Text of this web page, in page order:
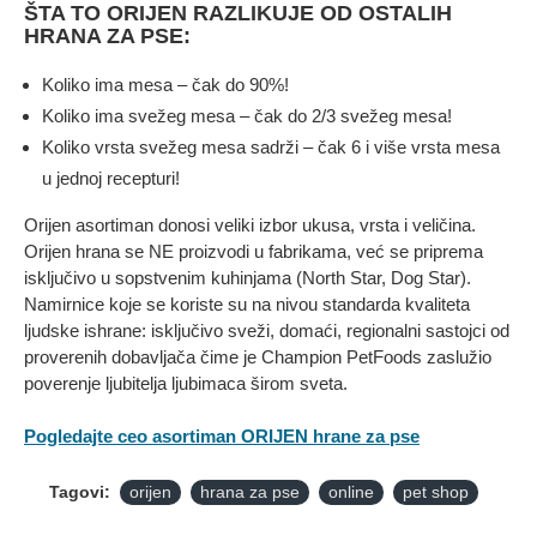
ŠTA TO ORIJEN RAZLIKUJE OD OSTALIH
HRANA ZA PSE:
Koliko ima mesa – čak do 90%!
Koliko ima svežeg mesa – čak do 2/3 svežeg mesa!
Koliko vrsta svežeg mesa sadrži – čak 6 i više vrsta mesa
u jednoj recepturi!
Orijen asortiman donosi veliki izbor ukusa, vrsta i veličina.
Orijen hrana se NE proizvodi u fabrikama, već se priprema
isključivo u sopstvenim kuhinjama (North Star, Dog Star).
Namirnice koje se koriste su na nivou standarda kvaliteta
ljudske ishrane: isključivo sveži, domaći, regionalni sastojci od
proverenih dobavljača čime je Champion PetFoods zaslužio
poverenje ljubitelja ljubimaca širom sveta.
Pogledajte ceo asortiman ORIJEN hrane za pse
Tagovi: orijen hrana za pse online pet shop